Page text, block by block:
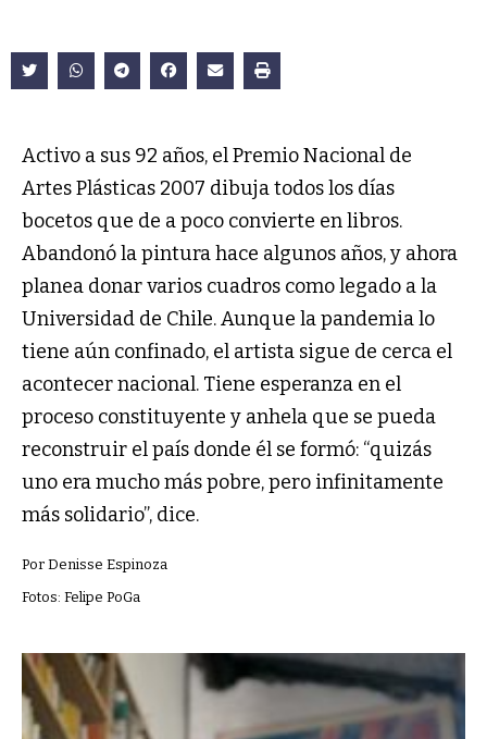
Activo a sus 92 años, el Premio Nacional de
Artes Plásticas 2007 dibuja todos los días
bocetos que de a poco convierte en libros.
Abandonó la pintura hace algunos años, y ahora
planea donar varios cuadros como legado a la
Universidad de Chile. Aunque la pandemia lo
tiene aún confinado, el artista sigue de cerca el
acontecer nacional. Tiene esperanza en el
proceso constituyente y anhela que se pueda
reconstruir el país donde él se formó: “quizás
uno era mucho más pobre, pero infinitamente
más solidario”, dice.
Por Denisse Espinoza
Fotos: Felipe PoGa